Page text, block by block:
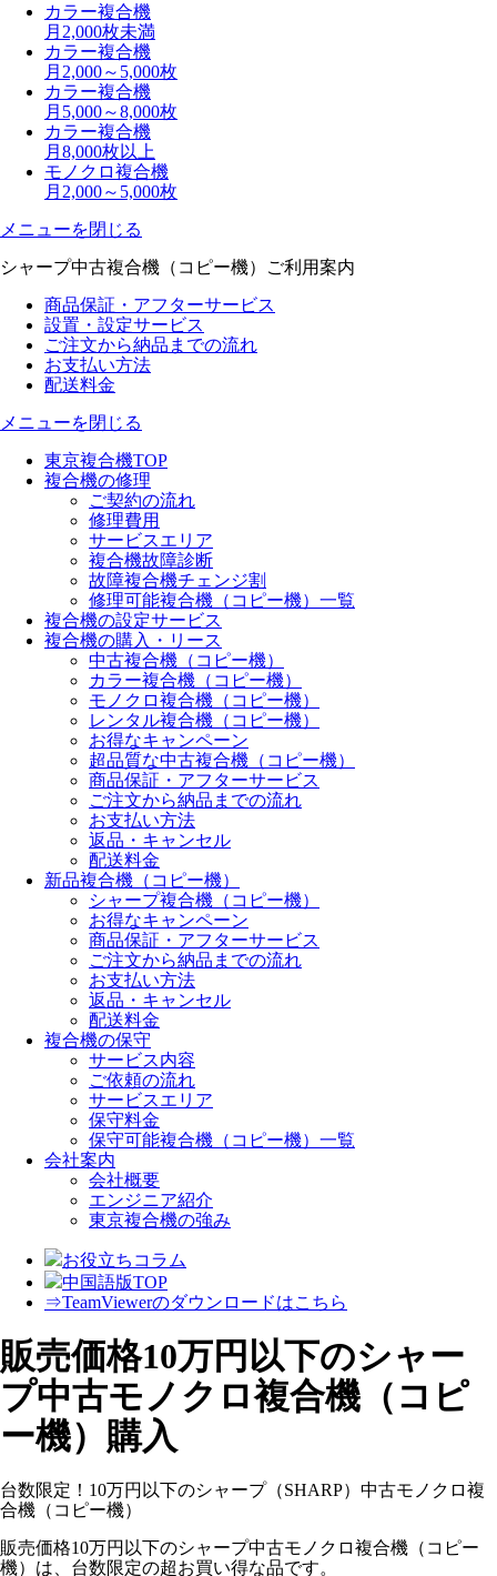
カラー複合機
月2,000枚未満
カラー複合機
月2,000～5,000枚
カラー複合機
月5,000～8,000枚
カラー複合機
月8,000枚以上
モノクロ複合機
月2,000～5,000枚
メニューを閉じる
シャープ中古複合機（コピー機）
ご利用案内
商品保証・アフターサービス
設置・設定サービス
ご注文から納品までの流れ
お支払い方法
配送料金
メニューを閉じる
東京複合機TOP
複合機の修理
ご契約の流れ
修理費用
サービスエリア
複合機故障診断
故障複合機チェンジ割
修理可能複合機（コピー機）一覧
複合機の設定サービス
複合機の購入・リース
中古複合機（コピー機）
カラー複合機（コピー機）
モノクロ複合機（コピー機）
レンタル複合機（コピー機）
お得なキャンペーン
超品質な中古複合機（コピー機）
商品保証・アフターサービス
ご注文から納品までの流れ
お支払い方法
返品・キャンセル
配送料金
新品複合機（コピー機）
シャープ複合機（コピー機）
お得なキャンペーン
商品保証・アフターサービス
ご注文から納品までの流れ
お支払い方法
返品・キャンセル
配送料金
複合機の保守
サービス内容
ご依頼の流れ
サービスエリア
保守料金
保守可能複合機（コピー機）一覧
会社案内
会社概要
エンジニア紹介
東京複合機の強み
お役立ちコラム
中国語版TOP
⇒TeamViewerのダウンロードはこちら
販売価格10万円以下のシャー
プ中古モノクロ複合機（コピ
ー機）購入
台数限定！10万円以下のシャープ（SHARP）中古モノクロ複
合機（コピー機）
販売価格10万円以下のシャープ中古モノクロ複合機（コピー
機）は、台数限定の超お買い得な品です。